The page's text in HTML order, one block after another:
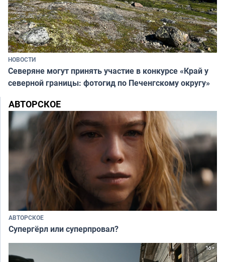
НОВОСТИ
Северяне могут принять участие в конкурсе «Край у
северной границы: фотогид по Печенгскому округу»
АВТОРСКОЕ
АВТОРСКОЕ
Супергёрл или суперпровал?